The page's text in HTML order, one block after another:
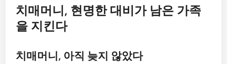
치매머니, 현명한 대비가 남은 가족
을 지킨다
치매머니, 아직 늦지 않았다